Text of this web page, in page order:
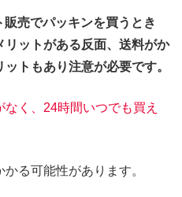
売でパッキンを買うとき
ットがある反面、送料がか
トもあり注意が必要です。
く、24時間いつでも買え
る可能性があります。